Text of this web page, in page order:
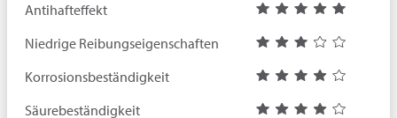
Antihafteffekt
Niedrige Reibungseigenschaften
Korrosionsbeständigkeit
Säurebeständigkeit